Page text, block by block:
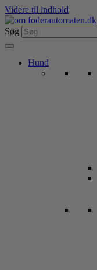
Videre til indhold
Søg
Hund